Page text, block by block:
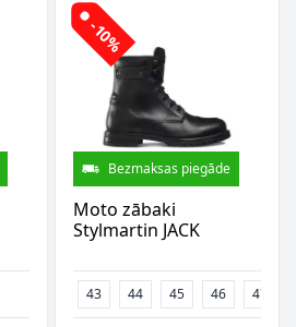
-10%
Bezmaksas piegāde
Moto zābaki
Stylmartin JACK
43 44 45 46 47